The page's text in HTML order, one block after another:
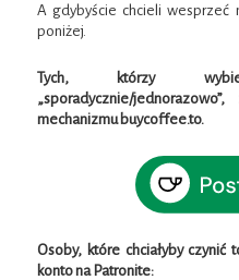
A gdybyście chcieli wesprzeć
poniżej.
Tych, którzy
„sporadycznie/
mechanizmu buycoffee.to.
Osoby, które chciałyby
konto na Patronite: